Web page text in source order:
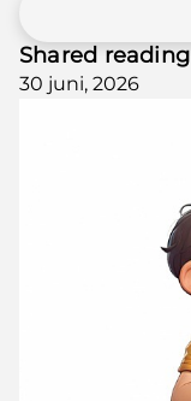
Shared reading
30 juni, 2026